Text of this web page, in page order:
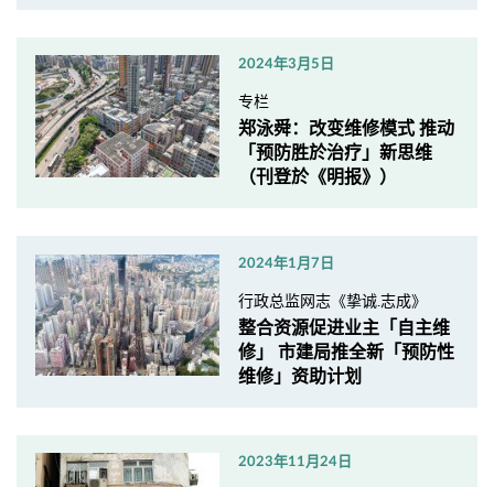
2024年3月5日
专栏
郑泳舜：改变维修模式 推动
「预防胜於治疗」新思维
（刊登於《明报》）
2024年1月7日
行政总监网志《挚诚.志成》
整合资源促进业主「自主维
修」 市建局推全新「预防性
维修」资助计划
2023年11月24日